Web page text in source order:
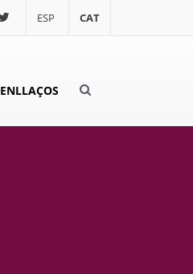
ESP CAT
ENLLAÇOS